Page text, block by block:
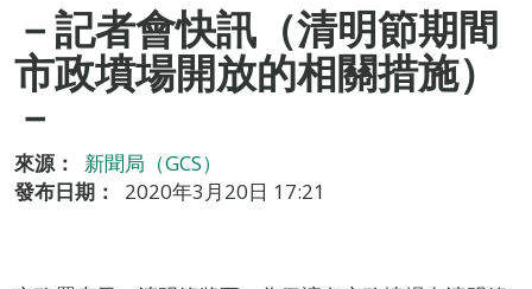
－記者會快訊（清明節期間
市政墳場開放的相關措施）
－
來源：
新聞局（GCS）
發布日期：
2020年3月20日 17:21